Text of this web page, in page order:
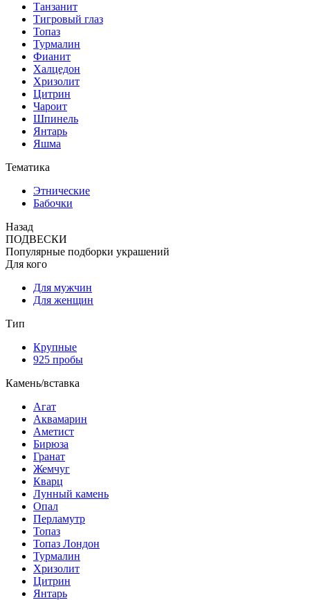
Танзанит
Тигровый глаз
Топаз
Турмалин
Фианит
Халцедон
Хризолит
Цитрин
Чароит
Шпинель
Янтарь
Яшма
Тематика
Этнические
Бабочки
Назад
ПОДВЕСКИ
Популярные подборки украшений
Для кого
Для мужчин
Для женщин
Тип
Крупные
925 пробы
Камень/вставка
Агат
Аквамарин
Аметист
Бирюза
Гранат
Жемчуг
Кварц
Лунный камень
Опал
Перламутр
Топаз
Топаз Лондон
Турмалин
Хризолит
Цитрин
Янтарь